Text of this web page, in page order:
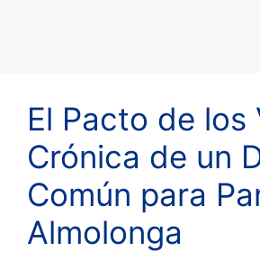
El Pacto de los
Crónica de un
Común para
Almolonga